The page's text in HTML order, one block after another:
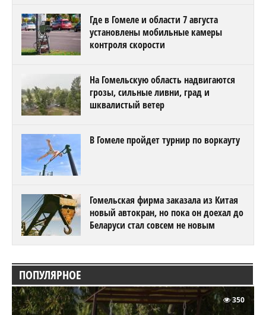
Где в Гомеле и области 7 августа
установлены мобильные камеры
контроля скорости
На Гомельскую область надвигаются
грозы, сильные ливни, град и
шквалистый ветер
В Гомеле пройдет турнир по воркауту
Гомельская фирма заказала из Китая
новый автокран, но пока он доехал до
Беларуси стал совсем не новым
ПОПУЛЯРНОЕ
350